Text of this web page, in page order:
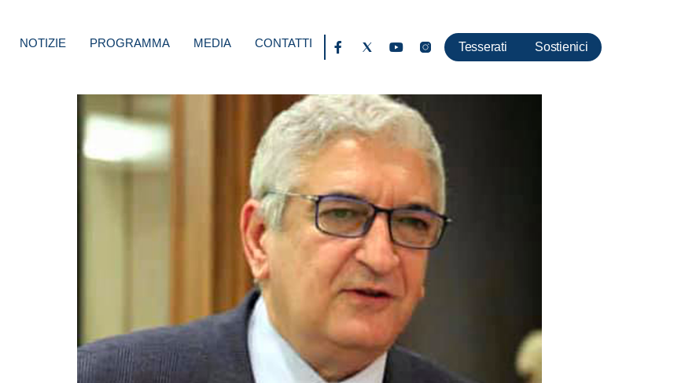
NOTIZIE PROGRAMMA MEDIA CONTATTI Tesserati Sostienici